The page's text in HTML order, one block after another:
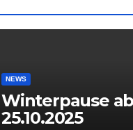
NEWS
Winterpause ab
25.10.2025